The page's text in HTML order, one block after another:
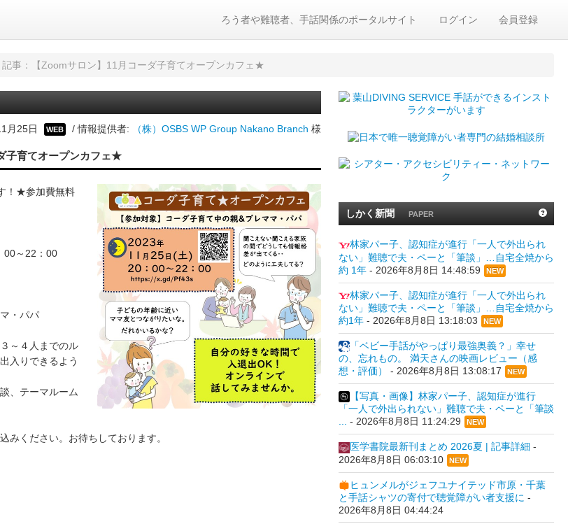
ログイン 会員登録
ろう者や難聴者、手話関係のポータルサイト
記事：【Zoomサロン】11月コーダ子育てオープンカフェ★
月25日 WEB / 情報提供者: （株）OSBS WP Group Nakano Branch 様
子育てオープンカフェ★
！★参加費無料
～22：00
・パパ
～４人までのル
入りできるよう
、テーマルーム
みください。お待ちしております。
しかく新聞 PAPER
林家パー子、認知症が進行「一人で外出られ
ない」難聴で夫・ペーと「筆談」…自宅全焼から
約 1年- 2026年8月8日 14:48:59 NEW
林家パー子、認知症が進行「一人で外出られ
ない」難聴で夫・ペーと「筆談」…自宅全焼から
約1年- 2026年8月8日 13:18:03 NEW
「ベビー手話がやっぱり最強奥義？」幸せ
の、忘れもの。 満天さんの映画レビュー（感
想・評価）
- 2026年8月8日 13:08:17 NEW
【写真・画像】林家パー子、認知症が進行
「一人で外出られない」難聴で夫・ペーと「筆談
... - 2026年8月8日 11:24:29 NEW
医学書院最新刊まとめ 2026夏 | 記事詳細 -
2026年8月8日 06:03:10
NEW
ヒュンメルがジェフユナイテッド市原・千葉
と手話シャツの寄付で聴覚障がい者支援に -
2026年8月8日 04:44:24